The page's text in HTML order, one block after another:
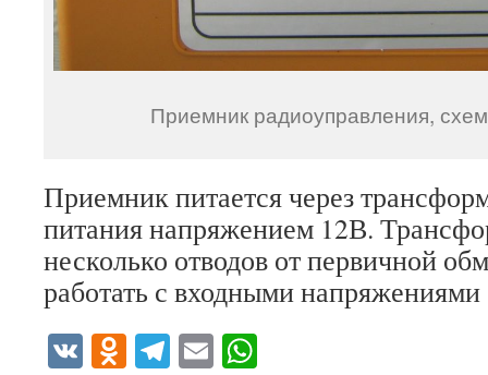
Приемник радиоуправления,
Приемник питается через
питания напряжением 12В.
несколько отводов от первичной
работать с входными
VKOdnoklassniki
Telegram
Email